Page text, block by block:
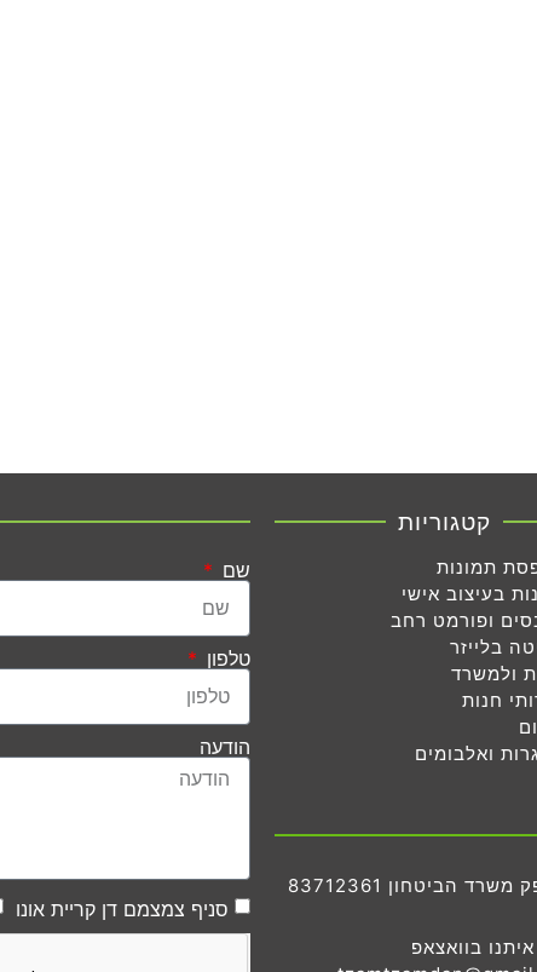
קטגוריות
תמונות
בעיצוב אישי
ופורמט רחב
בלייזר
ולמשרד
חנות
ואלבומים
הביטחון 83712361
בוואצאפ
שם
טלפון
הודעה
סניף צמצמם דן קריית אונו